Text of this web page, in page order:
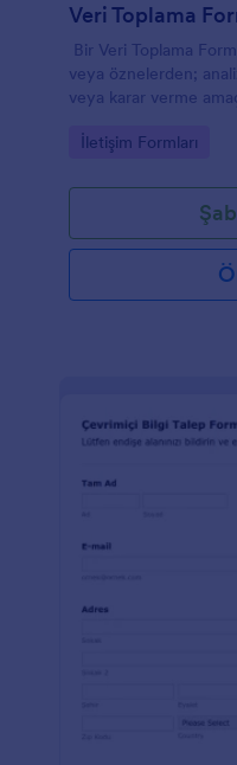
Veri Toplama
Bir Veri Toplama
veya öznelerden;
veya karar verme
tasarlanmış bir form
Go to Category:
İletişim Formları